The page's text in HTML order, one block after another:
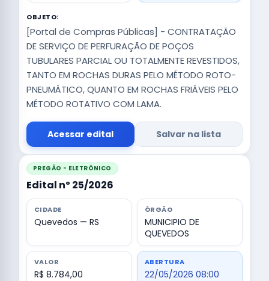
OBJETO:
[Portal de Compras Públicas] - CONTRATAÇÃO
DE SERVIÇO DE PERFURAÇÃO DE POÇOS
TUBULARES PARCIAL OU TOTALMENTE REVESTIDOS,
TANTO EM ROCHAS DURAS PELO MÉTODO ROTO-
PNEUMÁTICO, QUANTO EM ROCHAS FRIÁVEIS PELO
MÉTODO ROTATIVO COM LAMA.
Acessar edital Salvar na lista
PREGÃO - ELETRÔNICO
Edital nº 25/2026
CIDADE
Quevedos — RS
ÓRGÃO
MUNICIPIO DE
QUEVEDOS
VALOR
R$ 8.784,00
ABERTURA
22/05/2026 08:00